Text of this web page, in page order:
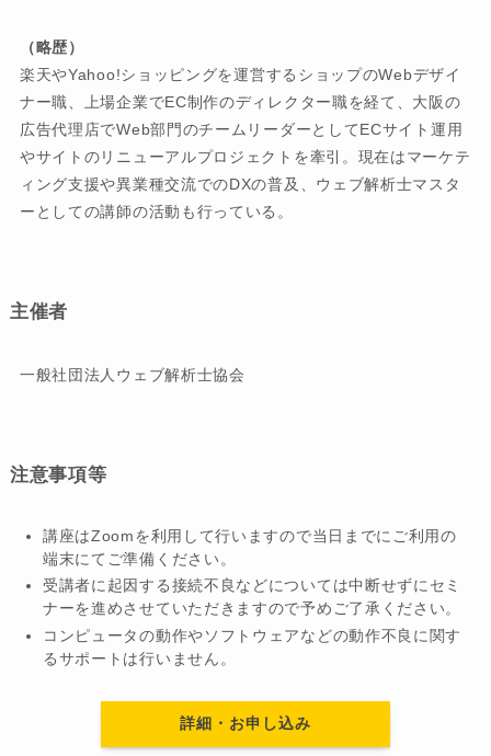
（略歴）
楽天やYahoo!ショッピングを運営するショップのWebデザイ
ナー職、上場企業でEC制作のディレクター職を経て、大阪の
広告代理店でWeb部門のチームリーダーとしてECサイト運用
やサイトのリニューアルプロジェクトを牽引。現在はマーケテ
ィング支援や異業種交流でのDXの普及、ウェブ解析士マスタ
ーとしての講師の活動も行っている。
主催者
一般社団法人ウェブ解析士協会
注意事項等
講座はZoomを利用して行いますので当日までにご利用の
端末にてご準備ください。
受講者に起因する接続不良などについては中断せずにセミ
ナーを進めさせていただきますので予めご了承ください。
コンピュータの動作やソフトウェアなどの動作不良に関す
るサポートは行いません。
詳細・お申し込み